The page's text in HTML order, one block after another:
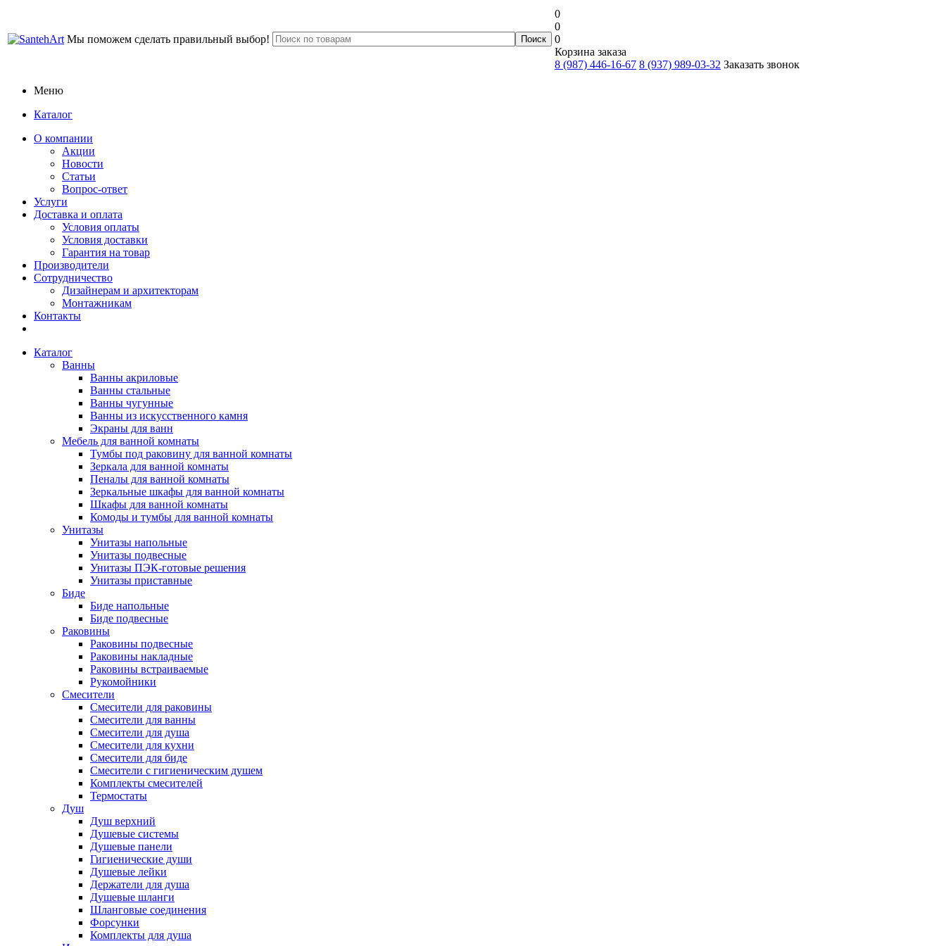
Мы поможем сделать правильный выбор!
0
0
0
Корзина заказа
8 (987) 446-16-67 8 (937) 989-03-32 Заказать звонок
Меню
Каталог
О компании
Акции
Новости
Статьи
Вопрос-ответ
Услуги
Доставка и оплата
Условия оплаты
Условия доставки
Гарантия на товар
Производители
Сотрудничество
Дизайнерам и архитекторам
Монтажникам
Контакты
Каталог
Ванны
Ванны акриловые
Ванны стальные
Ванны чугунные
Ванны из искусственного камня
Экраны для ванн
Мебель для ванной комнаты
Тумбы под раковину для ванной комнаты
Зеркала для ванной комнаты
Пеналы для ванной комнаты
Зеркальные шкафы для ванной комнаты
Шкафы для ванной комнаты
Комоды и тумбы для ванной комнаты
Унитазы
Унитазы напольные
Унитазы подвесные
Унитазы ПЭК-готовые решения
Унитазы приставные
Биде
Биде напольные
Биде подвесные
Раковины
Раковины подвесные
Раковины накладные
Раковины встраиваемые
Рукомойники
Смесители
Смесители для раковины
Смесители для ванны
Смесители для душа
Смесители для кухни
Смесители для биде
Смесители с гигиеническим душем
Комплекты смесителей
Термостаты
Душ
Душ верхний
Душевые системы
Душевые панели
Гигиенические души
Душевые лейки
Держатели для душа
Душевые шланги
Шланговые соединения
Форсунки
Комплекты для душа